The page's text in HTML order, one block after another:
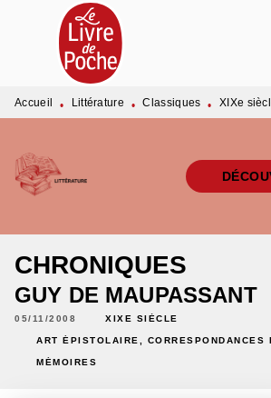
MENU RECHERCHE
PIED DE PAGE
Accueil • Littérature • Classiques • XIXe
CHRONIQUES
GUY DE MAUPASSANT
05/11/2008 XIXE SIÈCLE
ART ÉPISTOLAIRE, CORRESPONDANCES
MÉMOIRES